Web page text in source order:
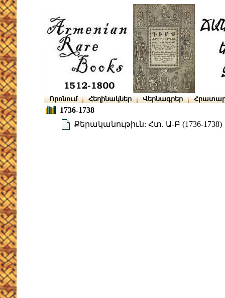
Որոնում Հեղինակներ Վերնագրեր
1736-1738
Քերականութիւն: Հտ. Ա-Բ (1736-1738)